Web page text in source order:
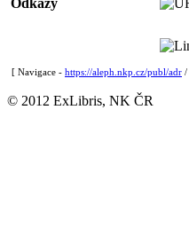
Odkazy
[ Navigace - https://aleph.nkp.cz/publ/adr /
© 2012 ExLibris, NK ČR